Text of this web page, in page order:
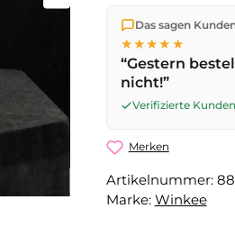
Wir versenden
die Lieferung
noch am selben
Werktagmit der
Das sagen
★★★★★
“Gestern
nicht!”
Verifizierte
Merken
Artikelnummer:
Marke: Winkee